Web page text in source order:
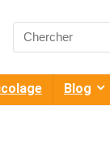
Search
for:
Blog